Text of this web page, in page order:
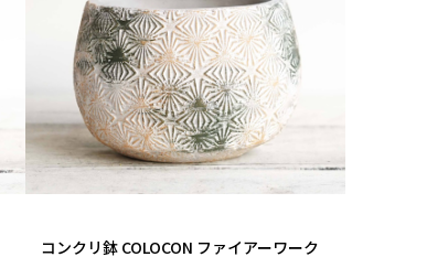
コンクリ鉢 COLOCON ファイアーワーク